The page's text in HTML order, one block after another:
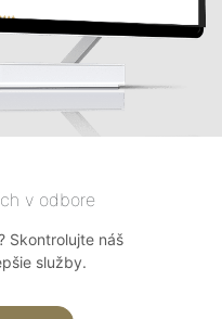
v odbore
Skontrolujte náš
služby.